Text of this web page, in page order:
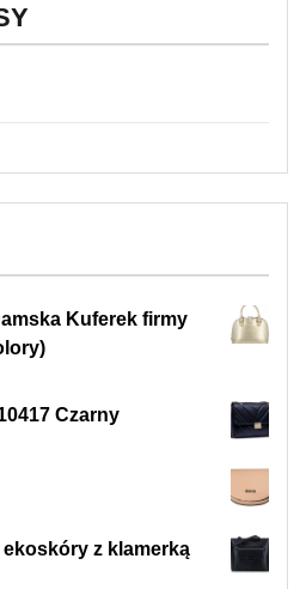
Kuferek firmy
Czarny
z klamerką